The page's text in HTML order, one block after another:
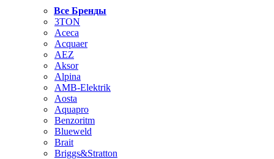
Все Бренды
3TON
Aceca
Acquaer
AEZ
Aksor
Alpina
AMB-Elektrik
Aosta
Aquapro
Benzoritm
Blueweld
Brait
Briggs&Stratton